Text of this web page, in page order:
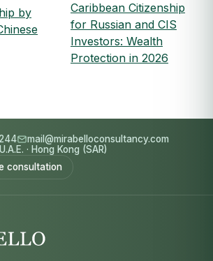
by
Caribbean Citizenship
for Russian and CIS
Investors: Wealth
Protection in 2026
mail@mirabelloconsultancy.com
U.A.E. · Hong Kong (SAR)
consultation